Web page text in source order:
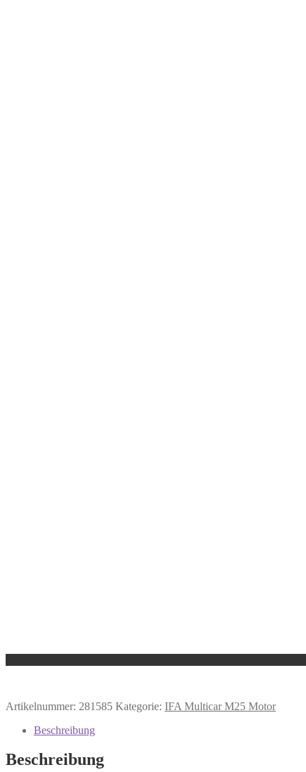
Artikelnummer: 281585 Kategorie: IFA Multicar M25 Motor
Beschreibung
Beschreibung